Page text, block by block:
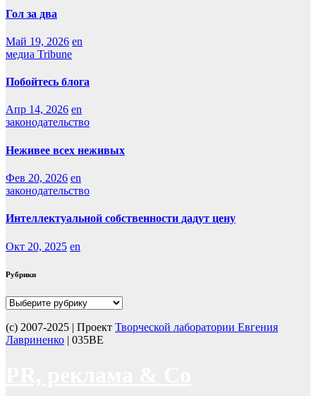
Гол за два
Май 19, 2026 en
медиа Tribune
Побойтесь блога
Апр 14, 2026 en
законодательство
Неживее всех неживых
Фев 20, 2026 en
законодательство
Интеллектуальной собственности дадут цену
Окт 20, 2025 en
Рубрики
Рубрики
(с) 2007-2025 | Проект Творческой лаборатории Евгения
Лавриненко | 035BE